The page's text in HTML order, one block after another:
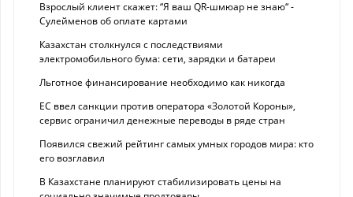
Взрослый клиент скажет: “Я ваш QR-шмюар не знаю“ -
Сулейменов об оплате картами
Казахстан столкнулся с последствиями
электромобильного бума: сети, зарядки и батареи
Льготное финансирование необходимо как никогда
ЕС ввел санкции против оператора «Золотой Короны»,
сервис ограничил денежные переводы в ряде стран
Появился свежий рейтинг самых умных городов мира: кто
его возглавил
В Казахстане планируют стабилизировать цены на